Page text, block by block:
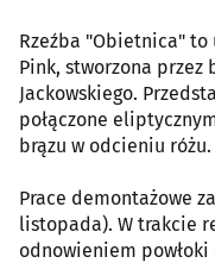
Rzeźba "Obietnica"
Pink, stworzona przez
Jackowskiego.
połączone
brązu w odcieniu różu.
Prace demontażowe
listopada). W trakcie
odnowieniem